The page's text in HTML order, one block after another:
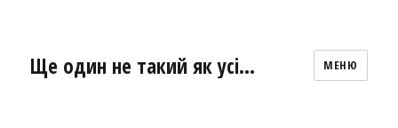
Ще один не такий як усі… МЕНЮ